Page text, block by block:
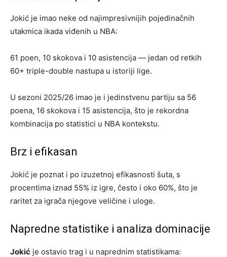
Jokić je imao neke od najimpresivnijih pojedinačnih
utakmica ikada viđenih u NBA:
61 poen, 10 skokova i 10 asistencija — jedan od retkih
60+ triple-double nastupa u istoriji lige.
U sezoni 2025/26 imao je i jedinstvenu partiju sa 56
poena, 16 skokova i 15 asistencija, što je rekordna
kombinacija po statistici u NBA kontekstu.
Brz i efikasan
Jokić je poznat i po izuzetnoj efikasnosti šuta, s
procentima iznad 55% iz igre, često i oko 60%, što je
raritet za igrača njegove veličine i uloge.
Napredne statistike i analiza dominacije
Jokić je ostavio trag i u naprednim statistikama: